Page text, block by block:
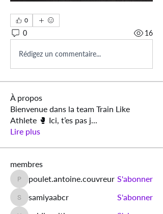
0
0 16
Rédigez un commentaire...
À propos
Bienvenue dans la team Train Like
Athlete 🥊 Ici, t’es pas j
Lire plus
membres
poulet.antoine.couvreur
poulet.antoine.couvreur S'abonner
samiyaabcr
samiyaabcr S'abonner